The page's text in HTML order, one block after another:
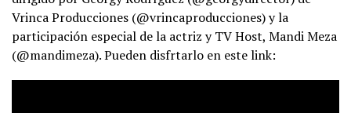
Vrinca Producciones (@vrincaproducciones) y la
participación especial de la actriz y TV Host, Mandi Meza
(@mandimeza). Pueden disfrtarlo en este link: